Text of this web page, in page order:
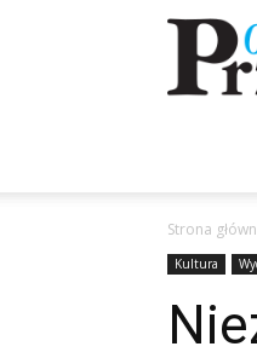
Przegląd
Olkuski
Strona
Kultura